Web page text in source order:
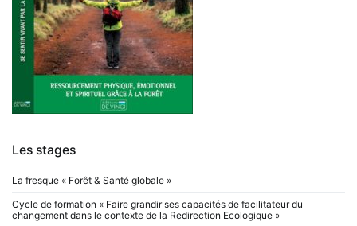
Les stages
La fresque « Forêt & Santé globale »
Cycle de formation « Faire grandir ses capacités de facilitateur du
changement dans le contexte de la Redirection Ecologique »